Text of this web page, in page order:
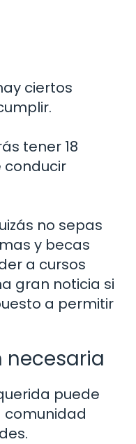
ciertos
tener 18
conducir
no sepas
y becas
a cursos
gran noticia si
a permitir
puede
comunidad